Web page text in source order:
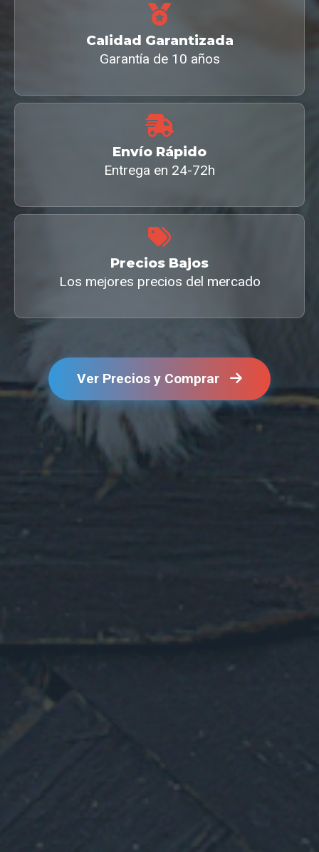
Calidad Garantizada
Garantía de 10 años
Envío Rápido
Entrega en 24-72h
Precios Bajos
Los mejores precios del mercado
Ver Precios y Comprar